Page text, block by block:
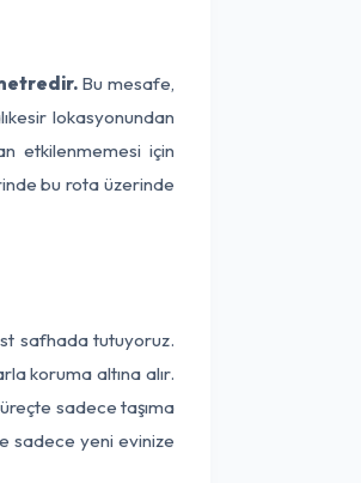
Bu mesafe,
lokasyonundan
etkilenmemesi için
bu rota üzerinde
safhada tutuyoruz.
koruma altına alır.
sadece taşıma
sadece yeni evinize